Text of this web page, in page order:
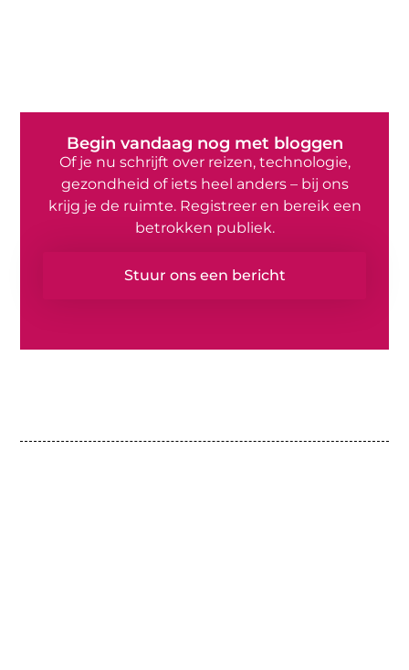
Begin vandaag nog met bloggen
Of je nu schrijft over reizen, technologie,
gezondheid of iets heel anders – bij ons
krijg je de ruimte. Registreer en bereik een
betrokken publiek.
Stuur ons een bericht